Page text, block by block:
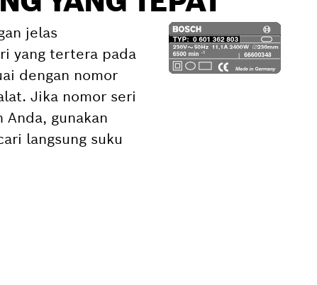
jelas
yang tertera pada
dengan nomor
Jika nomor seri
gunakan
langsung suku